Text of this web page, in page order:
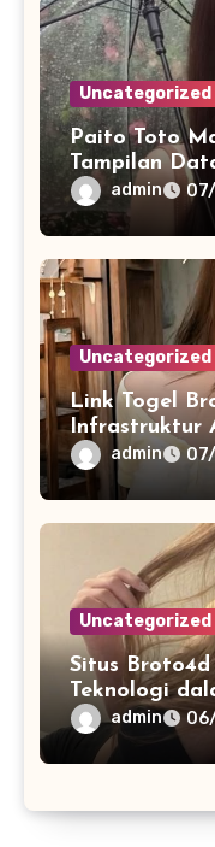
Uncategorized
Paito Toto
Tampilan
Informasi
admin
Uncategorized
Link Togel
Infrastruktur
Lebih Stabil
admin
Uncategorized
Situs Broto4d
Teknologi
Platform
admin